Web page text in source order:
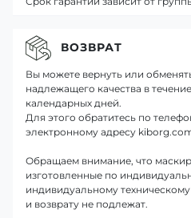
ВОЗВРАТ
Вы можете вернуть или
надлежащего качества в
календарных дней.
Для этого обратитесь по
электронному адресу
Обращаем внимание, что
изготовленные по
индивидуальному
и возврату не подлежат.